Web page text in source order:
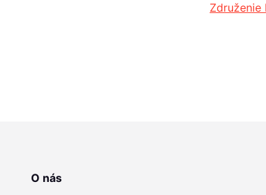
Združenie
O nás